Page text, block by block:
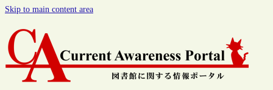
Skip to main content area